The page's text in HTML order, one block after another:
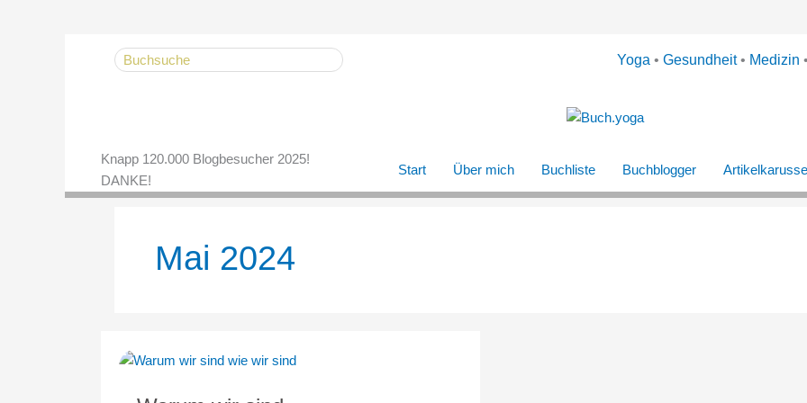
Search
for:
Yoga • Gesundheit• Medizin •
Knapp 120.000 Blogbesucher 2025!
DANKE!
Start Über mich Buchliste Buchblogger
Mai 2024